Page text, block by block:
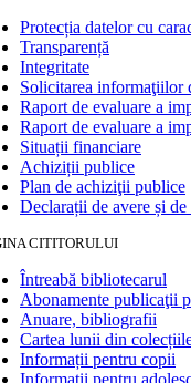
Protecția datelor cu
Transparență
Integritate
Solicitarea informaţiilor
Raport de evaluare a
Raport de evaluare a
Situații financiare
Achiziții publice
Plan de achiziţii publice
Declarații de avere și de
CITITORULUI
Întreabă bibliotecarul
Abonamente publicaţii
Anuare, bibliografii
Cartea lunii din
Informații pentru copii
Informații pentru